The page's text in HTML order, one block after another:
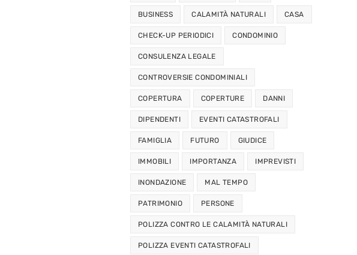
BUSINESS CALAMITÀ NATURALI CASA
CHECK-UP PERIODICI CONDOMINIO
CONSULENZA LEGALE
CONTROVERSIE CONDOMINIALI
COPERTURA COPERTURE DANNI
DIPENDENTI EVENTI CATASTROFALI
FAMIGLIA FUTURO GIUDICE
IMMOBILI IMPORTANZA IMPREVISTI
INONDAZIONE MAL TEMPO
PATRIMONIO PERSONE
POLIZZA CONTRO LE CALAMITÀ NATURALI
POLIZZA EVENTI CATASTROFALI